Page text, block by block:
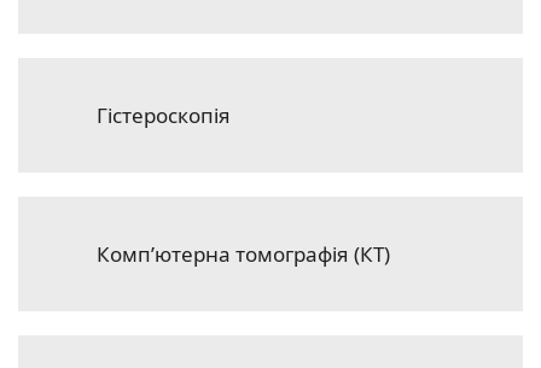
Гістероскопія
Комп’ютерна томографія (КТ)